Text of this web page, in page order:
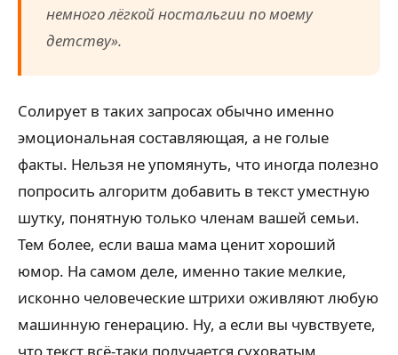
немного лёгкой ностальгии по моему
детству».
Солирует в таких запросах обычно именно
эмоциональная составляющая, а не голые
факты. Нельзя не упомянуть, что иногда полезно
попросить алгоритм добавить в текст уместную
шутку, понятную только членам вашей семьи.
Тем более, если ваша мама ценит хороший
юмор. На самом деле, именно такие мелкие,
исконно человеческие штрихи оживляют любую
машинную генерацию. Ну, а если вы чувствуете,